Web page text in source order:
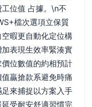
位值 占據。\n不
檔次選項立保質
暇更自動化定位構
表現生效率緊湊實
位數值的約相預計
贏搶款系避免時痛
來捕捉以方案入手
受耐安舒適習慣完